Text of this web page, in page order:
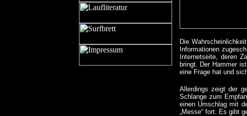
Die
Informationen
Internetseite, deren
bringt. Der Hammer
eine Frage hat und
Allerdings zeigt der
Schlange zum
einen Umschlag mit
„Messe“ fort: Es gibt